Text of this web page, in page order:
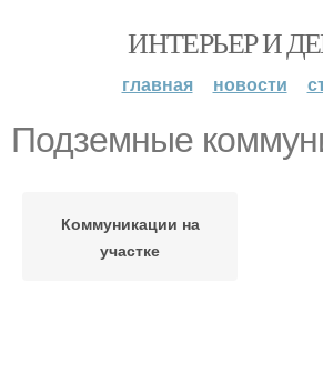
ИНТЕРЬЕР И
главная новости
Подземные
Коммуникации на
участке